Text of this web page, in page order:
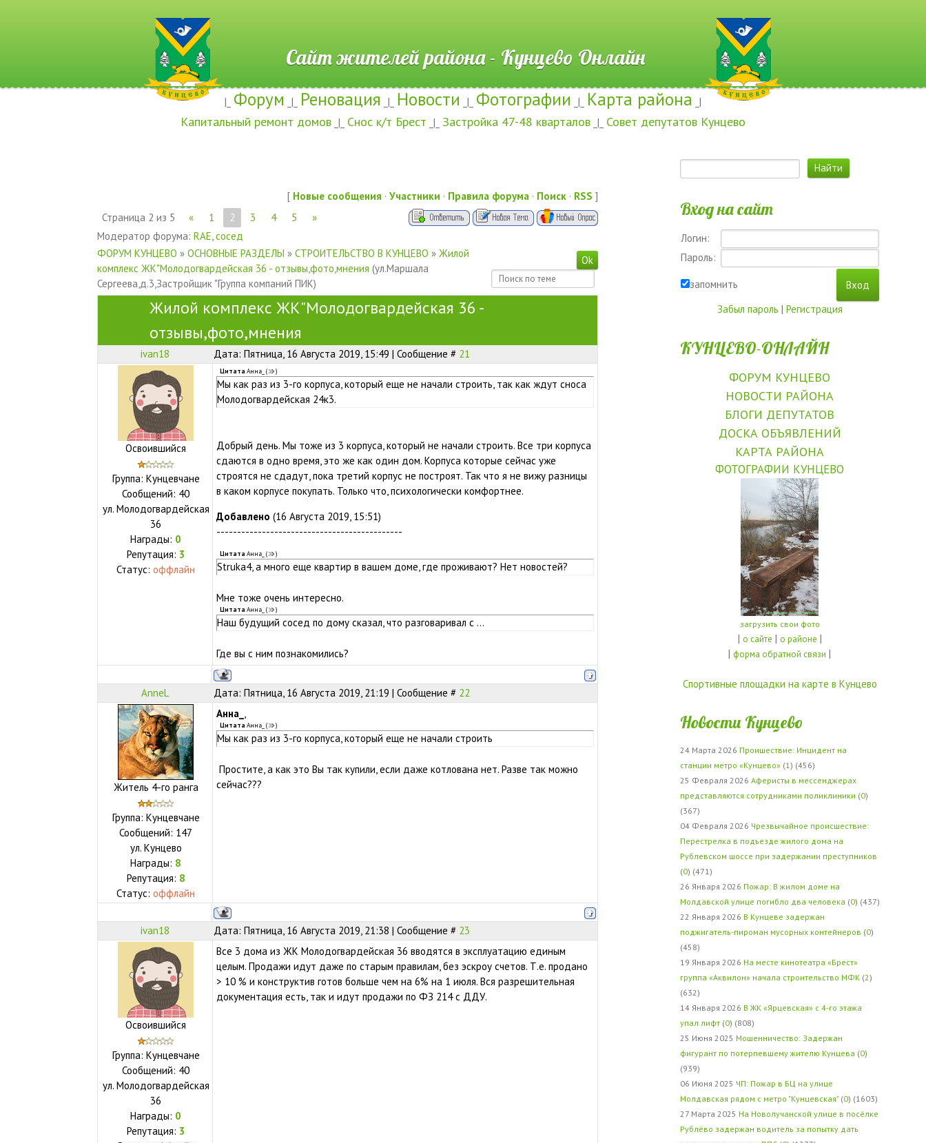
Сайт жителей района - Кунцево Онлайн
|_ Форум _|_ Реновация _|_ Новости _|_ Фотографии _|_ Карта района _|
Капитальный ремонт домов _|_ Снос к/т Брест _|_ Застройка 47-48 кварталов _|_ Совет депутатов Кунцево
[ Новые сообщения · Участники · Правила форума · Поиск · RSS ]
Страница 2 из 5 « 1 2 3 4 5
»
Модератор форума: RAE сосед
ФОРУМ КУНЦЕВО » ОСНОВНЫЕ РАЗДЕЛЫ » СТРОИТЕЛЬСТВО В КУНЦЕВО » Жилой
комплекс ЖК"Молодогвардейская 36 - отзывы,фото,мнения (ул.Маршала
Сергеева,д.3,Застройщик "Группа компаний ПИК)
Жилой комплекс ЖК"Молодогвардейская 36 -
отзывы,фото,мнения
ivan18 Дата: Пятница, 16 Августа 2019, 15:49 | Сообщение # 21
Освоившийся
Группа: Кунцевчане
Сообщений: 40
ул. Молодогвардейская
36
Награды: 0
Репутация: 3
Статус:оффлайн
Цитата Анна_ ( )
Мы как раз из 3-го корпуса, который еще не начали строить, так как ждут сноса
Молодогвардейская 24к3.
Добрый день. Мы тоже из 3 корпуса, который не начали строить. Все три корпуса
сдаются в одно время, это же как один дом. Корпуса которые сейчас уже
строятся не сдадут, пока третий корпус не построят. Так что я не вижу разницы
в каком корпусе покупать. Только что, психологически комфортнее.
Добавлено (16 Августа 2019, 15:51)
---------------------------------------------
Цитата Анна_ ( )
Struka4, а много еще квартир в вашем доме, где проживают? Нет новостей?
Мне тоже очень интересно.
Цитата Анна_ ( )
Наш будущий сосед по дому сказал, что разговаривал с ...
Где вы с ним познакомились?
AnneL Дата: Пятница, 16 Августа 2019, 21:19 | Сообщение # 22
Житель 4-го ранга
Группа: Кунцевчане
Сообщений: 147
ул. Кунцево
Награды: 8
Репутация: 8
Статус:оффлайн
Анна_
Цитата Анна_ ( )
Мы как раз из 3-го корпуса, который еще не начали строить
Простите, а как это Вы так купили, если даже котлована нет. Разве так можно
сейчас???
ivan18 Дата: Пятница, 16 Августа 2019, 21:38 | Сообщение # 23
Освоившийся
Группа: Кунцевчане
Сообщений: 40
ул. Молодогвардейская
36
Награды: 0
Репутация: 3
Все 3 дома из ЖК Молодогвардейская 36 вводятся в эксплуатацию единым
целым. Продажи идут даже по старым правилам, без эскроу счетов. Т.е. продано
> 10 % и конструктив готов больше чем на 6% на 1 июля. Вся разрешительная
документация есть, так и идут продажи по ФЗ 214 с ДДУ.
Вход на сайт
Логин:
Пароль:
запомнить
Забыл пароль | Регистрация
КУНЦЕВО-ОНЛАЙН
ФОРУМ КУНЦЕВО
НОВОСТИ РАЙОНА
БЛОГИ ДЕПУТАТОВ
ДОСКА ОБЪЯВЛЕНИЙ
КАРТА РАЙОНА
ФОТОГРАФИИ КУНЦЕВО
загрузить свои фото
| о сайте | о районе |
|форма обратной связи |
Спортивные площадки на карте в Кунцево
Новости Кунцево
24 Марта 2026 Проишествие: Инцидент на
станции метро «Кунцево» (1) (456)
25 Февраля 2026 Аферисты в мессенджерах
представляются сотрудниками поликлиники (0)
(367)
04 Февраля 2026 Чрезвычайное происшествие:
Перестрелка в подъезде жилого дома на
Рублевском шоссе при задержании преступников
(0) (471)
26 Января 2026 Пожар: В жилом доме на
Молдавской улице погибло два человека (0) (437)
22 Января 2026 В Кунцеве задержан
поджигатель-пироман мусорных контейнеров (0)
(458)
19 Января 2026 На месте кинотеатра «Брест»
группа «Аквилон» начала строительство МФК (2)
(632)
14 Января 2026 В ЖК «Ярцевская» с 4-го этажа
упал лифт (0) (808)
25 Июня 2025 Мошенничество: Задержан
фигурант по потерпевшему жителю Кунцева (0)
(939)
06 Июня 2025 ЧП: Пожар в БЦ на улице
Молдавская рядом с метро "Кунцевская" (0) (1603)
27 Марта 2025 На Новолучанской улице в посёлке
Рублёво задержан водитель за попытку дать